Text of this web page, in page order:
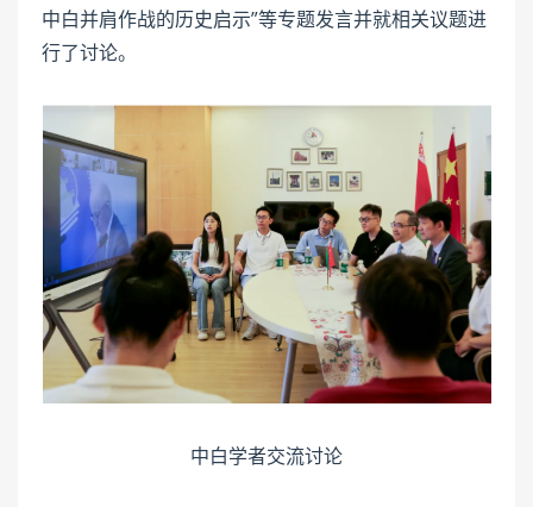
中白并肩作战的历史启示”等专题发言并就相关议题进
行了讨论。
中白学者交流讨论